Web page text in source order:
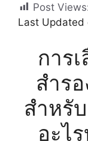
Post
Last Updated
การ
สำร
สำหรั
อะไ